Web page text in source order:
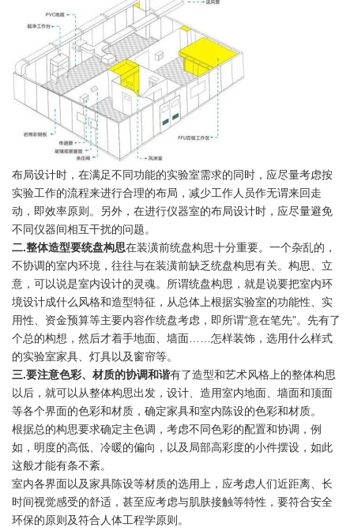
布局设计时，在满足不同功能的实验室需求的同时，应尽量考虑按
实验工作的流程来进行合理的布局，减少工作人员作无谓来回走
动，即效率原则。另外，在进行仪器室的布局设计时，应尽量避免
不同仪器间相互干扰的问题。
二.整体造型要统盘构思在装潢前统盘构思十分重要。一个杂乱的，
不协调的室内环境，往往与在装潢前缺乏统盘构思有关。构思、立
意，可以说是室内设计的灵魂。所谓统盘构思，就是说要把室内环
境设计成什么风格和造型特征，从总体上根据实验室的功能性、实
用性、资金预算等主要内容作统盘考虑，即所谓“意在笔先”。先有了
个总的构想，然后才着手地面、墙面……怎样装饰，选用什么样式
的实验室家具、灯具以及窗帘等。
三.要注意色彩、材质的协调和谐有了造型和艺术风格上的整体构思
以后，就可以从整体构思出发，设计、造用室内地面、墙面和顶面
等各个界面的色彩和材质，确定家具和室内陈设的色彩和材质。
根据总的构思要求确定主色调，考虑不同色彩的配置和协调，例
如，明度的高低、冷暖的偏向，以及局部高彩度的小件摆设，如此
这般才能有条不紊。
室内各界面以及家具陈设等材质的选用上，应考虑人们近距离、长
时间视觉感受的舒适，甚至应考虑与肌肤接触等特性，要符合安全
环保的原则及符合人体工程学原则。